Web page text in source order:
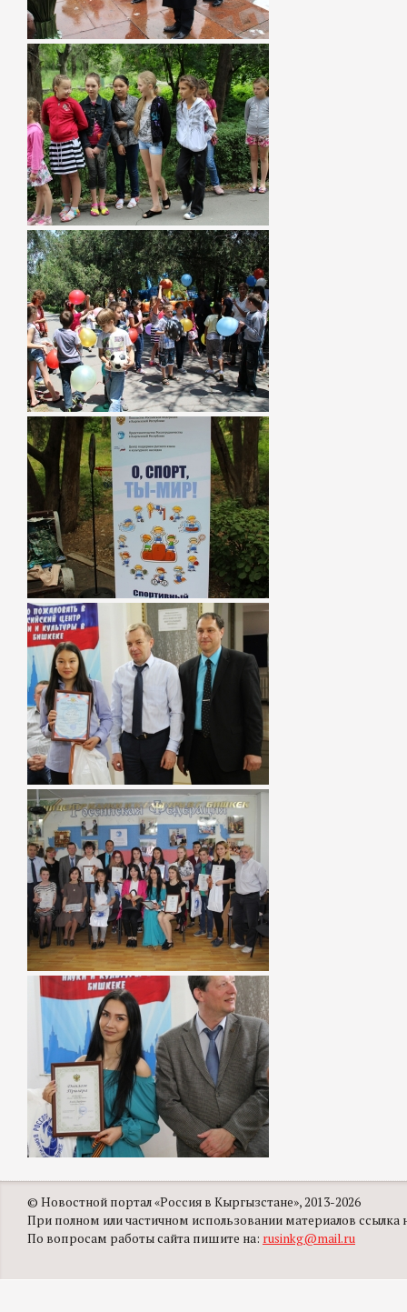
© Новостной портал «Россия в Кыргызстане», 2013-2026
При полном или частичном использовании материалов ссылка
По вопросам работы сайта пишите на: rusinkg@mail.ru